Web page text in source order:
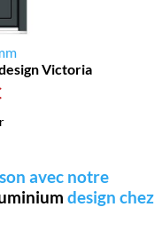
Victoria
avec notre
design chez